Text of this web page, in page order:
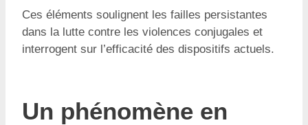
Ces éléments soulignent les failles persistantes
dans la lutte contre les violences conjugales et
interrogent sur l’efficacité des dispositifs actuels.
Un phénomène en